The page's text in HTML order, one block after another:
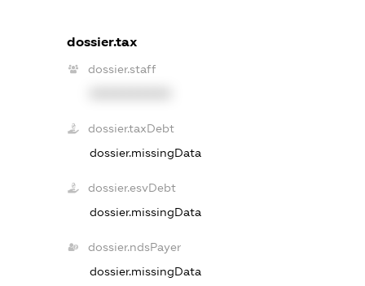
dossier.tax
dossier.staff
dossier.taxDebt
dossier.missingData
dossier.esvDebt
dossier.missingData
dossier.ndsPayer
dossier.missingData